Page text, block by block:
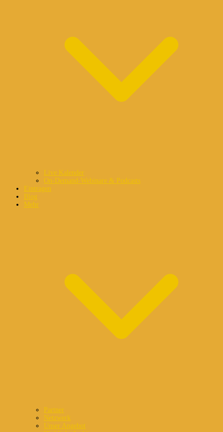
Live Kalender
On-Demand-Webinare & Podcasts
Eintragen
Blog
Mehr
Partner
Netzwerk
Unser Angebot